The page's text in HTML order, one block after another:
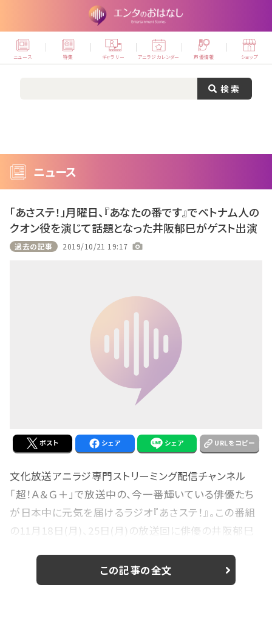
ニュース 特集 ギャラリー アニラジカレンダー 声優情報 ショップ
ニュース
「あさステ！」月曜日、『あなたの番です』でベトナム人の
クオン役を演じて話題となった井阪郁巳がゲスト出演
過去の記事 2019/10/21 19:17
ポスト シェア シェア URLをコピー
文化放送アニラジ専門ストリーミング配信チャンネル
「超！Ａ＆Ｇ＋」で放送中の、今一番輝いている俳優たち
が日本中に元気を届けるラジオ『あさステ！』。この番組
の11月18日(月)、25日(月)の放送回に俳優の井阪郁巳
月曜日から土曜日午前7時に放送中のトーク番組です。
有澤樟太郎（月曜）、松村龍之介（火曜）、矢崎広（水
この記事の全文